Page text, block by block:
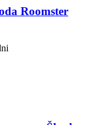
Roomster